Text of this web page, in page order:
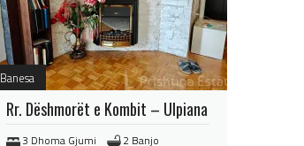
Banesa
Rr. Dëshmorët e Kombit – Ulpiana
3 Dhoma Gjumi
2 Banjo